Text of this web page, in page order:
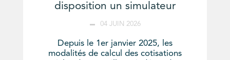
disposition un simulateur
04 JUIN 2026
Depuis le 1er janvier 2025, les
modalités de calcul des cotisations